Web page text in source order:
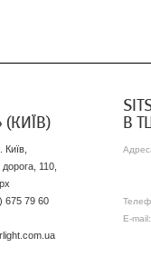
(КИЇВ)
дорога, 110,
675 79 60
В
E-mail: